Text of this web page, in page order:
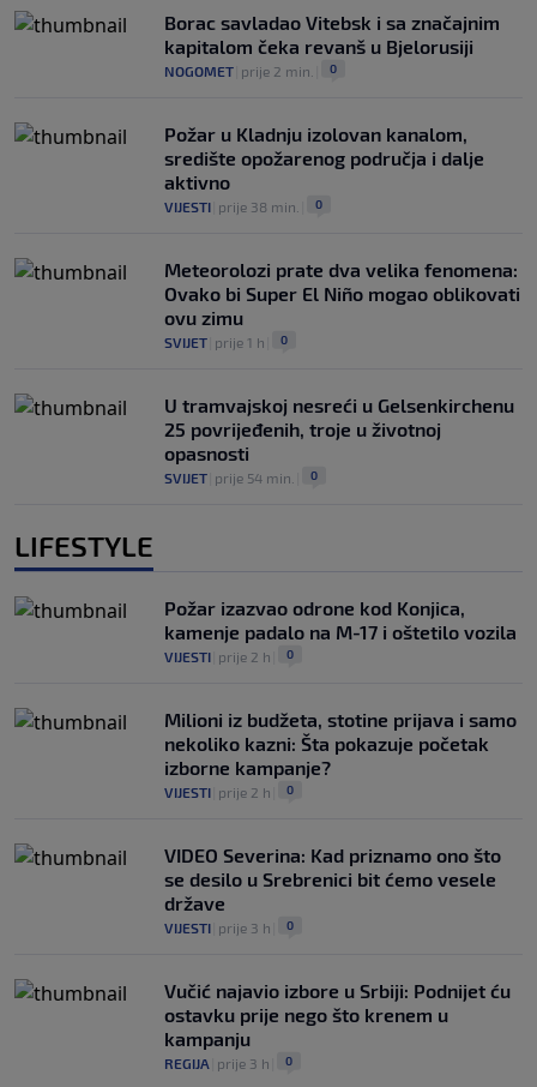
Borac savladao Vitebsk i sa značajnim
kapitalom čeka revanš u Bjelorusiji
NOGOMET prije 2 min. 0
Požar u Kladnju izolovan kanalom,
središte opožarenog područja i dalje
aktivno
VIJESTI prije 38 min. 0
Meteorolozi prate dva velika fenomena:
Ovako bi Super El Niño mogao oblikovati
ovu zimu
SVIJET prije 1 h 0
U tramvajskoj nesreći u Gelsenkirchenu
25 povrijeđenih, troje u životnoj
opasnosti
SVIJET prije 54 min. 0
LIFESTYLE
Požar izazvao odrone kod Konjica,
kamenje padalo na M-17 i oštetilo vozila
VIJESTI prije 2 h 0
Milioni iz budžeta, stotine prijava i samo
nekoliko kazni: Šta pokazuje početak
izborne kampanje?
VIJESTI prije 2 h 0
VIDEO Severina: Kad priznamo ono što
se desilo u Srebrenici bit ćemo vesele
države
VIJESTI prije 3 h 0
Vučić najavio izbore u Srbiji: Podnijet ću
ostavku prije nego što krenem u
kampanju
REGIJA prije 3 h 0